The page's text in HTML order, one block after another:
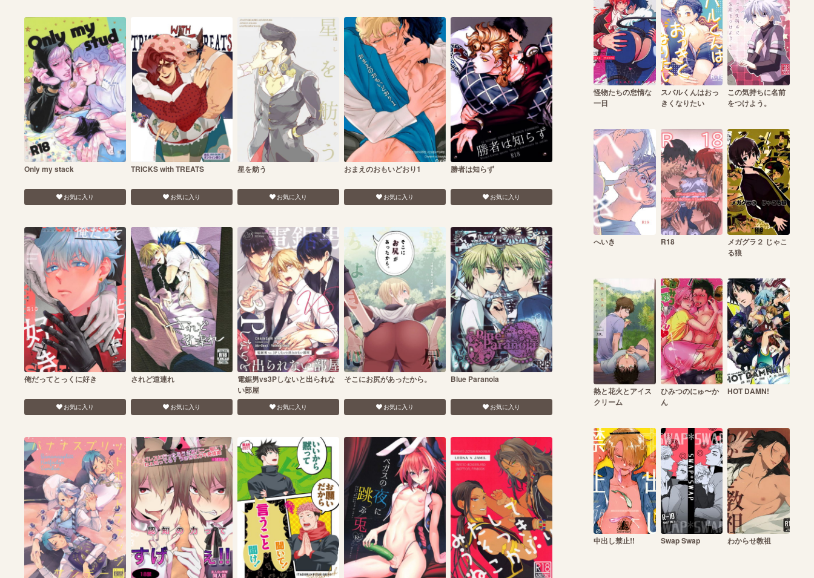
Only my stack
お気に入り
TRICKS with TREATS
お気に入り
星を舫う
お気に入り
おまえのおもいどおり1
お気に入り
勝者は知らず
お気に入り
俺だってとっくに好き
お気に入り
されど道連れ
お気に入り
電鋸男vs3Pしないと出られな
い部屋
お気に入り
そこにお尻があったから。
お気に入り
Blue Paranoia
お気に入り
怪物たちの怠惰な
一日
スバルくんはおっ
きくなりたい
この気持ちに名前
をつけよう。
へいき R18
メガグラ２ じゃこ
る狼
熱と花火とアイス
クリーム
ひみつのにゅ〜か
ん
HOT DAMN!
中出し禁止!! Swap Swap わからせ教祖